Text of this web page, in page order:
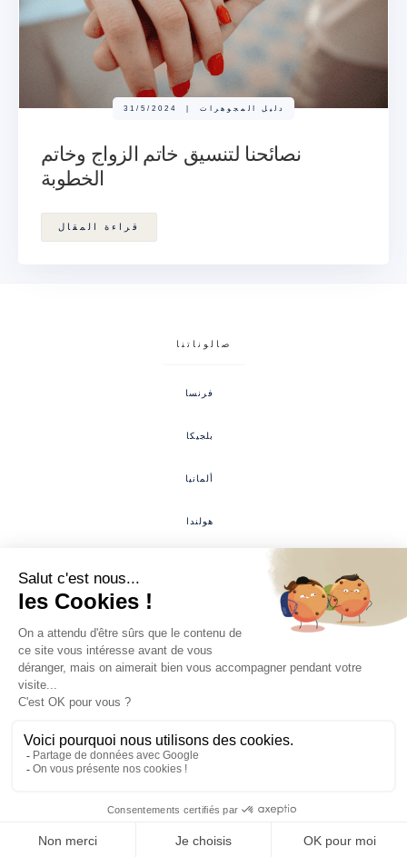
31/5/2024 دليل المجوهرات
نصائحنا لتنسيق خاتم الزواج وخاتم
الخطوبة
قراءة المقال
صالوناتنا
فرنسا
بلجيكا
ألمانيا
هولندا
#معرض_التحالف
المنطقة الصحفية مساحة العملاء الأسئلة المتكررة
الشروط القانونية
اللائحة العامة لحماية
معرض من تنظيم وتمثيل شركة SYC Hai حصريًا